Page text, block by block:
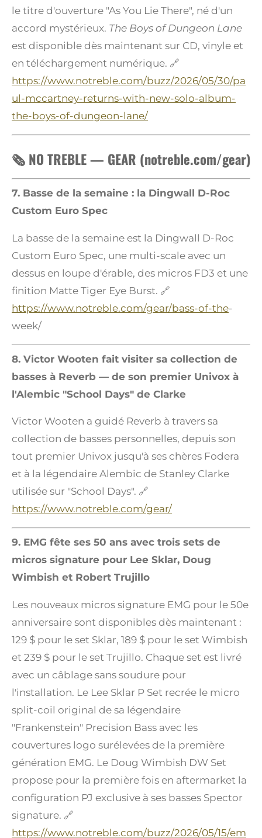
le titre d'ouverture "As You Lie There", né d'un
accord mystérieux. The Boys of Dungeon Lane
est disponible dès maintenant sur CD, vinyle et
en téléchargement numérique. 🔗
https://www.notreble.com/buzz/2026/05/30/pa
ul-mccartney-returns-with-new-solo-album-
the-boys-of-dungeon-lane/
🗞️ NO TREBLE — GEAR (notreble.com/gear)
7. Basse de la semaine : la Dingwall D-Roc
Custom Euro Spec
La basse de la semaine est la Dingwall D-Roc
Custom Euro Spec, une multi-scale avec un
dessus en loupe d'érable, des micros FD3 et une
finition Matte Tiger Eye Burst. 🔗
https://www.notreble.com/gear/bass-of-the-
week/
8. Victor Wooten fait visiter sa collection de
basses à Reverb — de son premier Univox à
l'Alembic "School Days" de Clarke
Victor Wooten a guidé Reverb à travers sa
collection de basses personnelles, depuis son
tout premier Univox jusqu'à ses chères Fodera
et à la légendaire Alembic de Stanley Clarke
utilisée sur "School Days". 🔗
https://www.notreble.com/gear/
9. EMG fête ses 50 ans avec trois sets de
micros signature pour Lee Sklar, Doug
Wimbish et Robert Trujillo
Les nouveaux micros signature EMG pour le 50e
anniversaire sont disponibles dès maintenant :
129 $ pour le set Sklar, 189 $ pour le set Wimbish
et 239 $ pour le set Trujillo. Chaque set est livré
avec un câblage sans soudure pour
l'installation. Le Lee Sklar P Set recrée le micro
split-coil original de sa légendaire
"Frankenstein" Precision Bass avec les
couvertures logo surélevées de la première
génération EMG. Le Doug Wimbish DW Set
propose pour la première fois en aftermarket la
configuration PJ exclusive à ses basses Spector
signature. 🔗
https://www.notreble.com/buzz/2026/05/15/em